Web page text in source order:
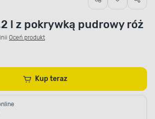
l z pokrywką pudrowy róż
Oceń produkt
Kup teraz